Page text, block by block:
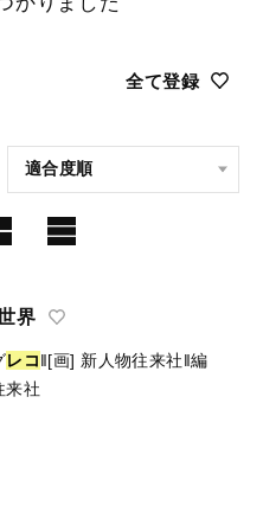
全て登録
界
レ コ‖[画] 新人物往来社‖編
来社